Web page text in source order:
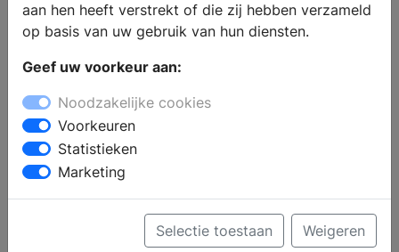
aan hen heeft verstrekt of die zij hebben verzameld
op basis van uw gebruik van hun diensten.
Geef uw voorkeur aan:
Noodzakelijke cookies
Voorkeuren
Statistieken
Marketing
Selectie toestaan Weigeren